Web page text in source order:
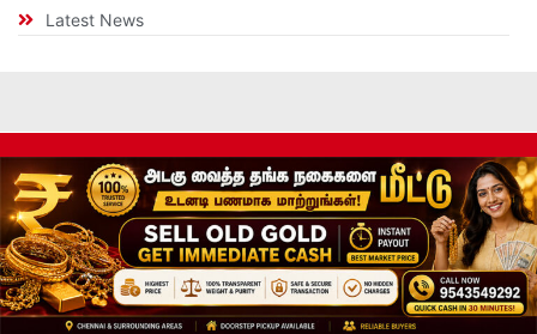
Latest News